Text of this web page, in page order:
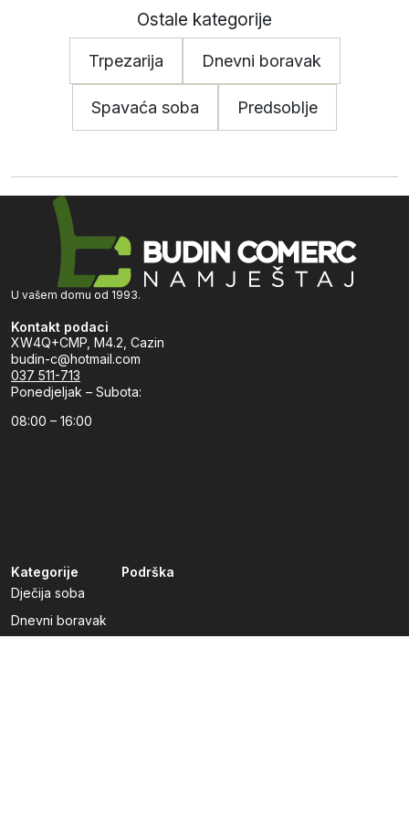
Ostale kategorije
Trpezarija Dnevni boravak
Spavaća soba Predsoblje
U vašem domu od 1993.
Kontakt podaci
XW4Q+CMP, M4.2, Cazin
budin-c@hotmail.com
037 511-713
Ponedjeljak – Subota:
08:00 – 16:00
Kategorije
Dječija soba
Dnevni boravak
Podrška